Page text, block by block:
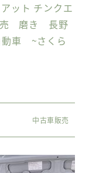
ット チンクエ
売 磨き 長野
車 ~さくら
中古車販売